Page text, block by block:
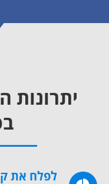
יתרונות
לפלח את